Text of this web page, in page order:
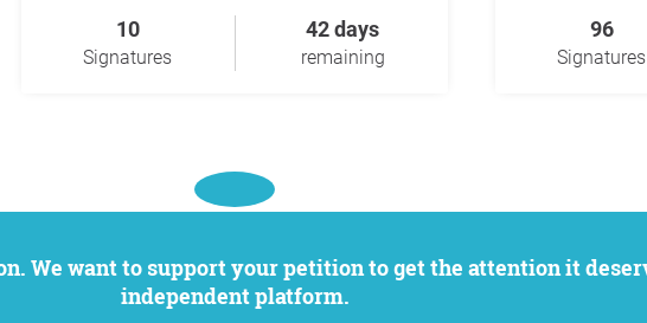
10
Signatures
42 days
remaining
96
Signatures
independent platform.